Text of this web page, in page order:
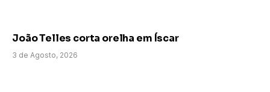
João Telles corta orelha em Íscar
3 de Agosto, 2026